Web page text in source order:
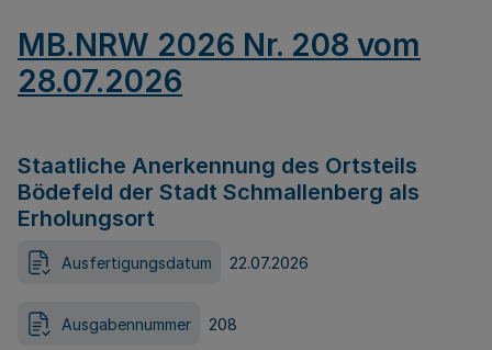
MB.NRW 2026 Nr. 208 vom
28.07.2026
Staatliche Anerkennung des Ortsteils
Bödefeld der Stadt Schmallenberg als
Erholungsort
Ausfertigungsdatum 22.07.2026
Ausgabennummer 208